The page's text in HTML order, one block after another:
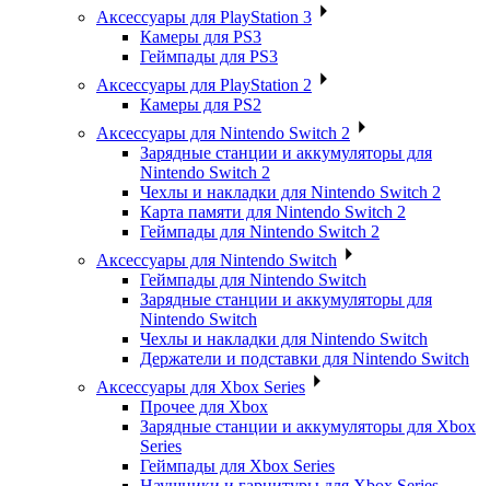
Аксессуары для PlayStation 3
Камеры для PS3
Геймпады для PS3
Аксессуары для PlayStation 2
Камеры для PS2
Аксессуары для Nintendo Switch 2
Зарядные станции и аккумуляторы для
Nintendo Switch 2
Чехлы и накладки для Nintendo Switch 2
Карта памяти для Nintendo Switch 2
Геймпады для Nintendo Switch 2
Аксессуары для Nintendo Switch
Геймпады для Nintendo Switch
Зарядные станции и аккумуляторы для
Nintendo Switch
Чехлы и накладки для Nintendo Switch
Держатели и подставки для Nintendo Switch
Аксессуары для Xbox Series
Прочее для Xbox
Зарядные станции и аккумуляторы для Xbox
Series
Геймпады для Xbox Series